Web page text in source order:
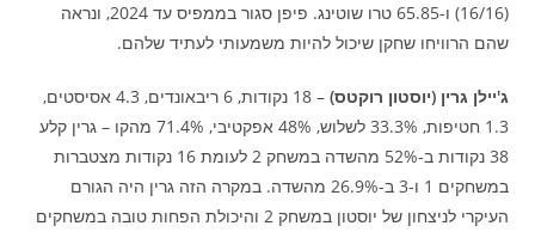
(16/16) ו-65.85 טרו שוטינג. פיפן סגור בממפיס עד 2024, ונראה
שהם הרוויחו שחקן שיכול להיות משמעותי לעתיד שלהם.
ג'יילן גרין (יוסטון רוקטס)
– 18 נקודות, 6 ריבאונדים, 4.3 אסיסטים,
1.3 חטיפות, 33.3% לשלוש, 48% אפקטיבי, 71.4% מהקו – גרין קלע
38 נקודות ב-52% מהשדה במשחק 2 לעומת 16 נקודות מצטברות
במשחקים 1 ו-3 ב-26.9% מהשדה. במקרה הזה גרין היה הגורם
העיקרי לניצחון של יוסטון במשחק 2 והיכולת הפחות טובה במשחקים